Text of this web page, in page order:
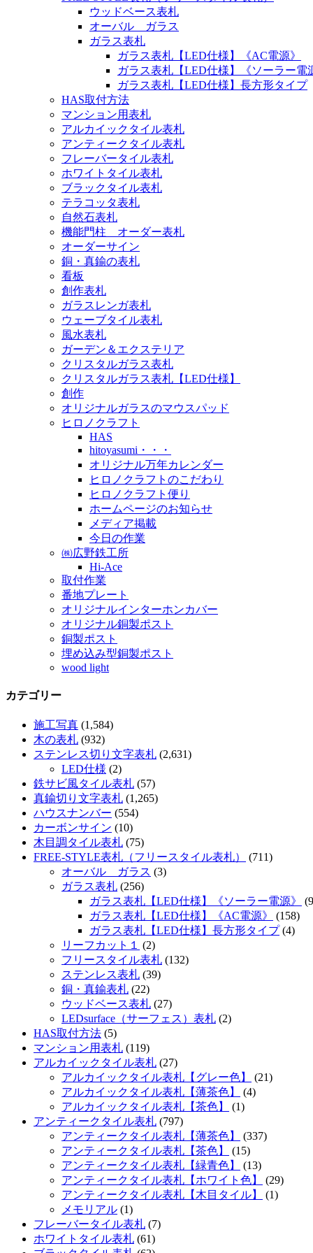
ウッドベース表札
オーバル ガラス
ガラス表札
ガラス表札【LED仕様】《AC電源》
ガラス表札【LED仕様】《ソーラー電
ガラス表札【LED仕様】長方形タイプ
HAS取付方法
マンション用表札
アルカイックタイル表札
アンティークタイル表札
フレーバータイル表札
ホワイトタイル表札
ブラックタイル表札
テラコッタ表札
自然石表札
機能門柱 オーダー表札
オーダーサイン
銅・真鍮の表札
看板
創作表札
ガラスレンガ表札
ウェーブタイル表札
風水表札
ガーデン＆エクステリア
クリスタルガラス表札
クリスタルガラス表札【LED仕様】
創作
オリジナルガラスのマウスパッド
ヒロノクラフト
HAS
hitoyasumi・・・
オリジナル万年カレンダー
ヒロノクラフトのこだわり
ヒロノクラフト便り
ホームページのお知らせ
メディア掲載
今日の作業
㈱広野鉄工所
Hi-Ace
取付作業
番地プレート
オリジナルインターホンカバー
オリジナル銅製ポスト
銅製ポスト
埋め込み型銅製ポスト
wood light
カテゴリー
施工写真 (1,584)
木の表札 (932)
ステンレス切り文字表札 (2,631)
LED仕様 (2)
鉄サビ風タイル表札 (57)
真鍮切り文字表札 (1,265)
ハウスナンバー (554)
カーボンサイン (10)
木目調タイル表札 (75)
FREE-STYLE表札（フリースタイル表札）
(711)
オーバル ガラス (3)
ガラス表札 (256)
ガラス表札【LED仕様】《ソーラー電源》
ガラス表札【LED仕様】《AC電源》
(158)
ガラス表札【LED仕様】長方形タイプ(4)
リーフカット１
(2)
フリースタイル表札 (132)
ステンレス表札 (39)
銅・真鍮表札 (22)
ウッドベース表札 (27)
LEDsurface（サーフェス）表札 (2)
HAS取付方法 (5)
マンション用表札 (119)
アルカイックタイル表札 (27)
アルカイックタイル表札【グレー色】
(21)
アルカイックタイル表札【薄茶色】
(4)
アルカイックタイル表札【茶色】
(1)
アンティークタイル表札 (797)
アンティークタイル表札【薄茶色】
(337)
アンティークタイル表札【茶色】
(15)
アンティークタイル表札【緑青色】
(13)
アンティークタイル表札【ホワイト色】
(29)
アンティークタイル表札【木目タイル】
(1)
メモリアル (1)
フレーバータイル表札 (7)
ホワイトタイル表札 (61)